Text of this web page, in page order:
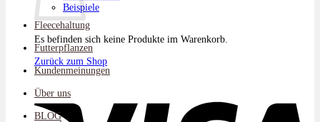
Es befinden sich keine Produkte im Warenkorb.
Zurück zum Shop
Beispiele
Fleecehaltung
Futterpflanzen
Kundenmeinungen
Über uns
BLOG